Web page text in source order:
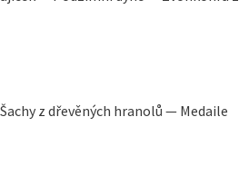
z dřevěných hranolů — Medaile